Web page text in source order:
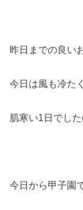
昨日までの良い
今日は風も冷た
肌寒い1日でし
今日から甲子園